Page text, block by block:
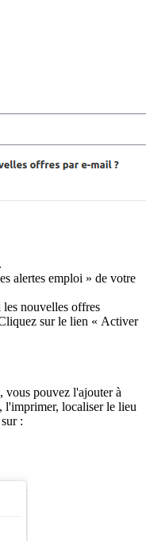
alertes emploi » de votre
nouvelles offres
sur le lien « Activer
pouvez l'ajouter à
l'imprimer, localiser le lieu
: